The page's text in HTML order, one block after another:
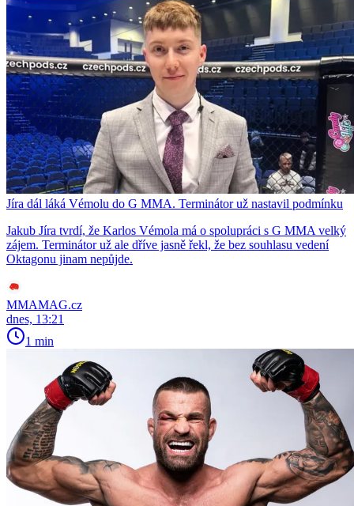
Jíra dál láká Vémolu do G MMA. Terminátor už nastavil podmínku
Jakub Jíra tvrdí, že Karlos Vémola má o spolupráci s G MMA velký
zájem. Terminátor už ale dříve jasně řekl, že bez souhlasu vedení
Oktagonu jinam nepůjde.
MMAMAG.cz
dnes, 13:21
1 min